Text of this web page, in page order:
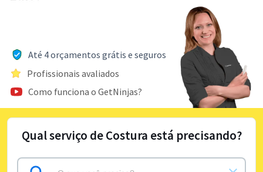
Até 4 orçamentos grátis e seguros
Profissionais avaliados
Como funciona o GetNinjas?
Qual serviço de Costura está precisando?